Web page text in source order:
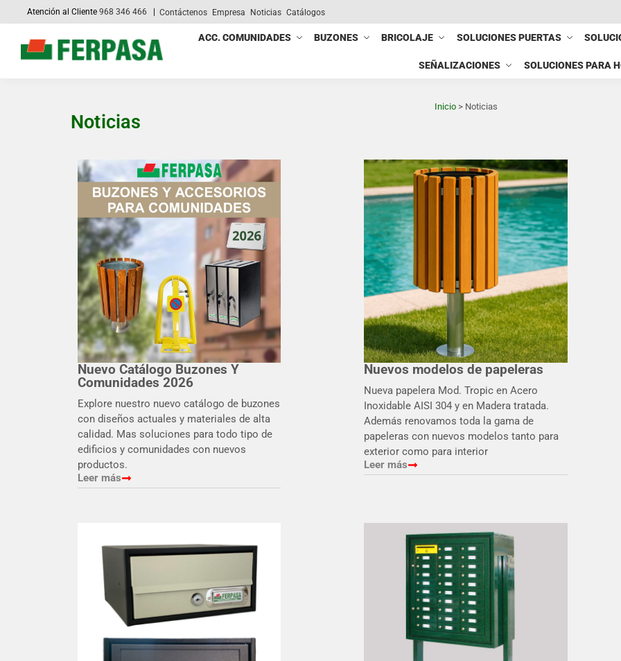
Atención al Cliente968 346 466 Contáctenos Empresa Noticias Catálogos
ACC. COMUNIDADES BUZONES BRICOLAJE SOLUCIONES PUERTAS
SEÑALIZACIONES SOLUCIONES PARA
Search
Inicio > Noticias
Noticias
Nuevo Catálogo Buzones Y
Comunidades 2026
Explore nuestro nuevo catálogo de buzones
con diseños actuales y materiales de alta
calidad. Mas soluciones para todo tipo de
edificios y comunidades con nuevos
productos.
Leer más
Nuevos modelos de papeleras
Nueva papelera Mod. Tropic en Acero
Inoxidable AISI 304 y en Madera tratada.
Además renovamos toda la gama de
papeleras con nuevos modelos tanto para
exterior como para interior
Leer más